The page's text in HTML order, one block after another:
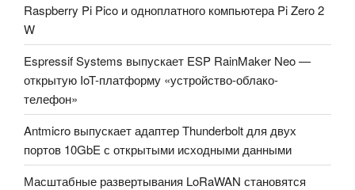
Raspberry Pi Pico и одноплатного компьютера Pi Zero 2
W
Espressif Systems выпускает ESP RainMaker Neo —
открытую IoT-платформу «устройство-облако-
телефон»
Antmicro выпускает адаптер Thunderbolt для двух
портов 10GbE с открытыми исходными данными
Масштабные развертывания LoRaWAN становятся